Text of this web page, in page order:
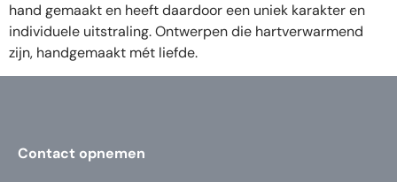
hand gemaakt en heeft daardoor een uniek karakter en
individuele uitstraling. Ontwerpen die hartverwarmend
zijn, handgemaakt mét liefde.
Contact opnemen